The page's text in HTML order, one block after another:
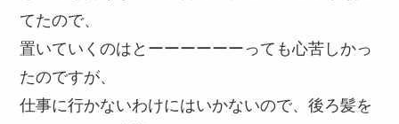
てたので、
置いていくのはとーーーーーーっても心苦しかっ
たのですが、
仕事に行かないわけにはいかないので、後ろ髪を